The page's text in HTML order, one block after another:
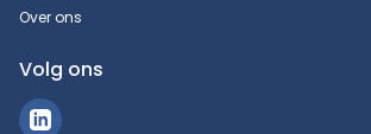
Over ons
Volg ons